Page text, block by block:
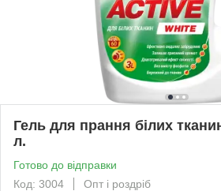
Гель для прання білих
л.
Готово до відправки
Код: 3004
Опт і роздріб